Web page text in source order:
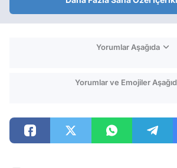
Yorumlar Aşağıda
Yorumlar ve Emojiler